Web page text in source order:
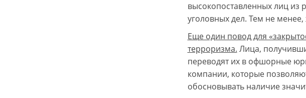
высокопоставленных лиц из
уголовных дел. Тем не
Еще один повод для
терроризма. Лица,
переводят их в офшорные
компании, которые
обосновывать наличие